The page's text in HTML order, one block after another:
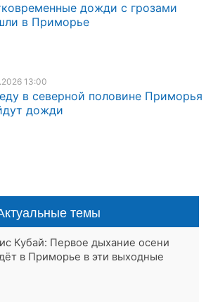
дожди с грозами
в Приморье
13:00
в северной половине Приморья
дожди
темы
Кубай: Первое дыхание осени
в Приморье в эти выходные